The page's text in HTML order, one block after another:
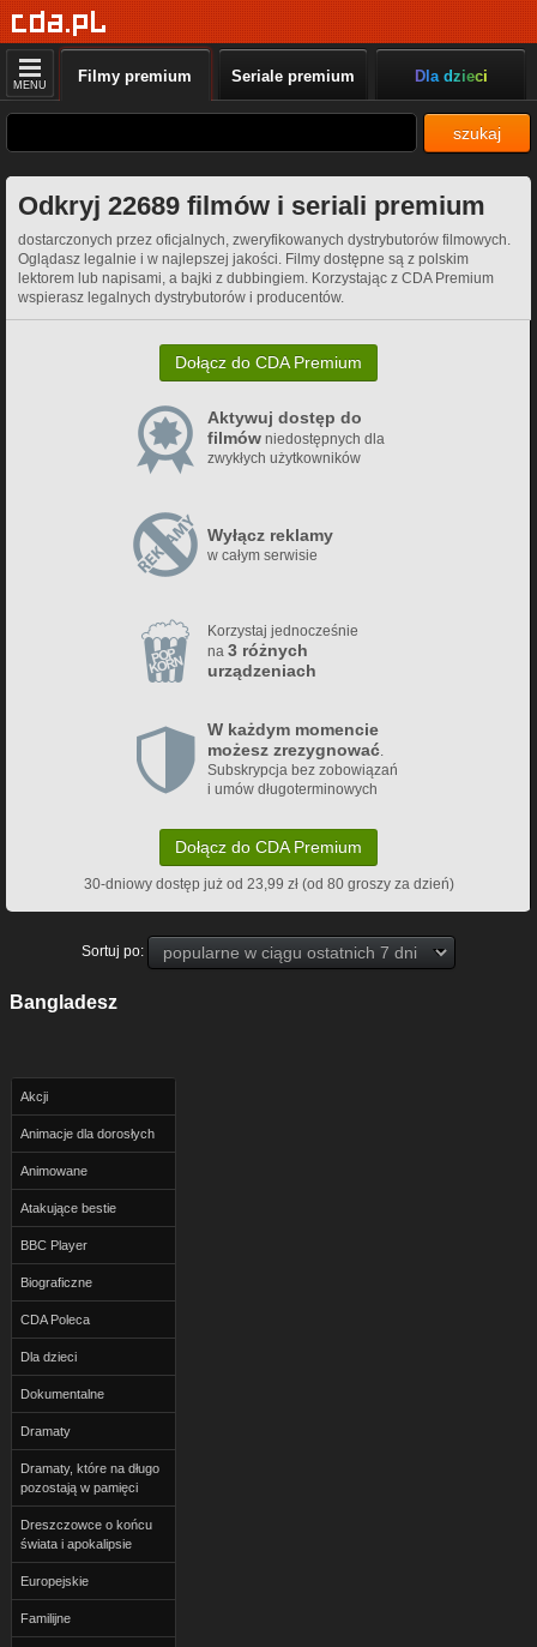
MENU Filmy premium Seriale premium Dla dzieci
szukaj
Odkryj 22689 filmów i seriali premium
dostarczonych przez oficjalnych, zweryfikowanych dystrybutorów filmowych.
Oglądasz legalnie i w najlepszej jakości. Filmy dostępne są z polskim
lektorem lub napisami, a bajki z dubbingiem. Korzystając z CDA Premium
wspierasz legalnych dystrybutorów i producentów.
Dołącz do CDA Premium
Aktywuj dostęp do
filmówniedostępnych dla
zwykłych użytkowników
Wyłącz reklamy
w całym serwisie
Korzystaj jednocześnie
na 3 różnych
urządzeniach
W każdym momencie
możesz zrezygnować.
Subskrypcja bez zobowiązań
i umów długoterminowych
Dołącz do CDA Premium
30-dniowy dostęp już od 23,99 zł (od 80 groszy za dzień)
Sortuj po:
Bangladesz
Akcji
Animacje dla dorosłych
Animowane
Atakujące bestie
BBC Player
Biograficzne
CDA Poleca
Dla dzieci
Dokumentalne
Dramaty
Dramaty, które na długo
pozostają w pamięci
Dreszczowce o końcu
świata i apokalipsie
Europejskie
Familijne